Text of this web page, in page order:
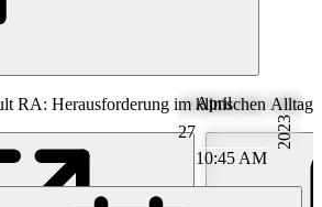
27
April
10:45 AM
2023
RA: Herausforderung im klinischen Alltag